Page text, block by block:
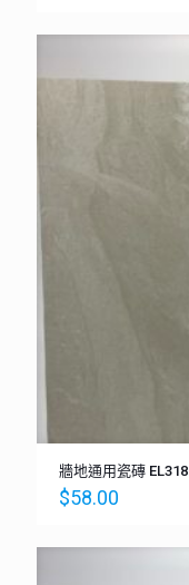
牆地通用瓷磚 EL318
$58.00